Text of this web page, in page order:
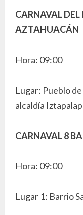
CARNAVAL
AZTAHUACÁN
Hora: 09:00
Lugar: Pueblo
alcaldía
CARNAVAL 8
Hora: 09:00
Lugar 1: Barrio